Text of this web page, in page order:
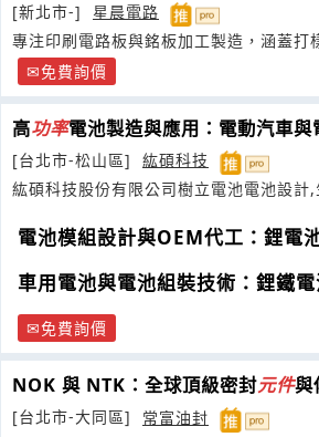
[新北市-]
星晨電路
專注印刷電路板與銘板加工製造，涵蓋打
一站式服務
免費詢價
高功率電池製造與應用：電動汽車
[台北市-松山區]
紘碩科技
紘碩科技股份有限公司樹立電池電池設計
電池模組設計與OEM代工：鋰電
車用電池與電池組裝技術：鋰鐵
免費詢價
NOK 與 NTK：全球頂級密封元件與
[台北市-大同區]
常富油封